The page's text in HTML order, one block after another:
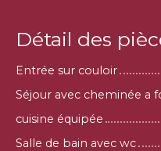
Détail des
Entrée sur couloir
Séjour avec cheminée a
cuisine équipée
Salle de bain avec wc